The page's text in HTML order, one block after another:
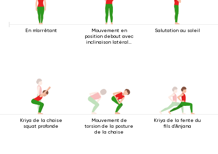
En m'arrêtant
Mouvement en
position debout avec
inclinaison latérale
Salutation au soleil
Kriya de la chaise
squat profonde
Mouvement de
torsion de la posture
de la chaise
Kriya de la fente du
fils d'Anjana